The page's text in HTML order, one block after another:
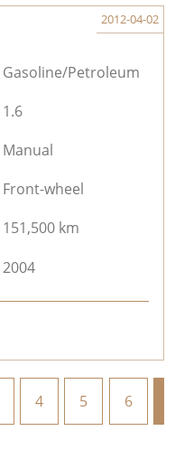
2012-04-02
Gasoline/Petroleum
1.6
Manual
Front-wheel
151,500 km
2004
4 5 6